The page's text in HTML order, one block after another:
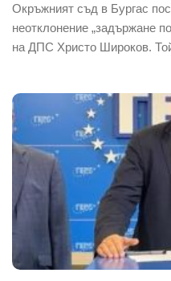
Окръжният съд в Бургас
неотклонение „задържане
на ДПС Христо Широков.